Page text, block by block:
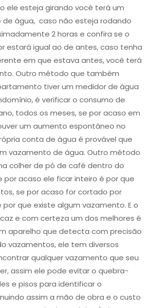
ele esteja girando você terá um
água, ​ caso não esteja rodando
2 horas e confira se o
estará igual ao de antes, caso tenha
em que estava antes, você terá
Outro método que também
tiver um medidor de água
é verificar o consumo de
todos os meses, se por acaso em
um aumento espontâneo no
conta de água é provável que
vazamento de água. Outro método
colher de pó de café dentro do
por acaso ele ficar inteiro é por que
se por acaso for cortado por
que existe algum vazamento. E o
e com certeza um dos melhores é
aparelho que detecta com precisão
vazamentos, ele tem diversos
qualquer vazamento que seu
assim ele pode evitar o quebra-
e pisos para identificar o
assim a mão de obra e o custo